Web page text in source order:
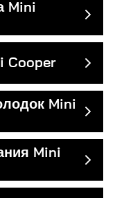
Mini
Cooper
Mini
Mini